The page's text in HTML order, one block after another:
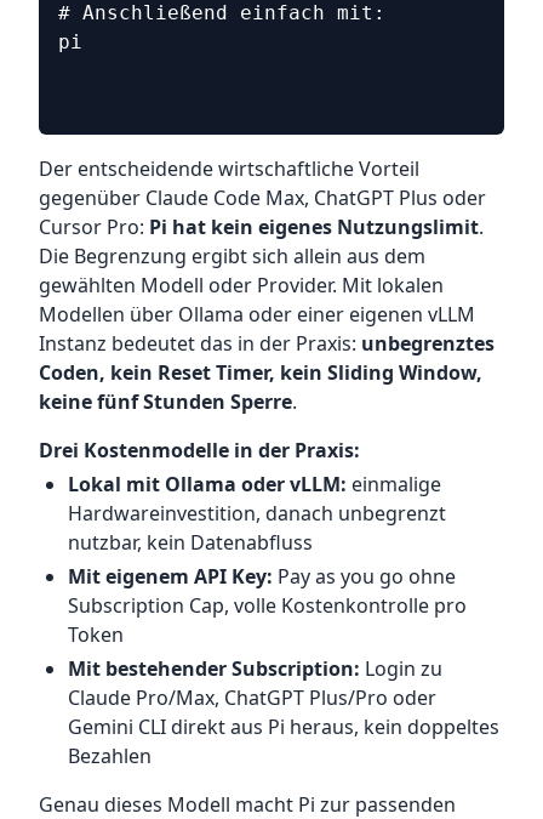
# Anschließend einfach mit:
pi
Der entscheidende wirtschaftliche Vorteil
gegenüber Claude Code Max, ChatGPT Plus oder
Cursor Pro: Pi hat kein eigenes Nutzungslimit.
Die Begrenzung ergibt sich allein aus dem
gewählten Modell oder Provider. Mit lokalen
Modellen über Ollama oder einer eigenen vLLM
Instanz bedeutet das in der Praxis: unbegrenztes
Coden, kein Reset Timer, kein Sliding Window,
keine fünf Stunden Sperre.
Drei Kostenmodelle in der Praxis:
Lokal mit Ollama oder vLLM: einmalige
Hardwareinvestition, danach unbegrenzt
nutzbar, kein Datenabfluss
Mit eigenem API Key: Pay as you go ohne
Subscription Cap, volle Kostenkontrolle pro
Token
Mit bestehender Subscription: Login zu
Claude Pro/Max, ChatGPT Plus/Pro oder
Gemini CLI direkt aus Pi heraus, kein doppeltes
Bezahlen
Genau dieses Modell macht Pi zur passenden